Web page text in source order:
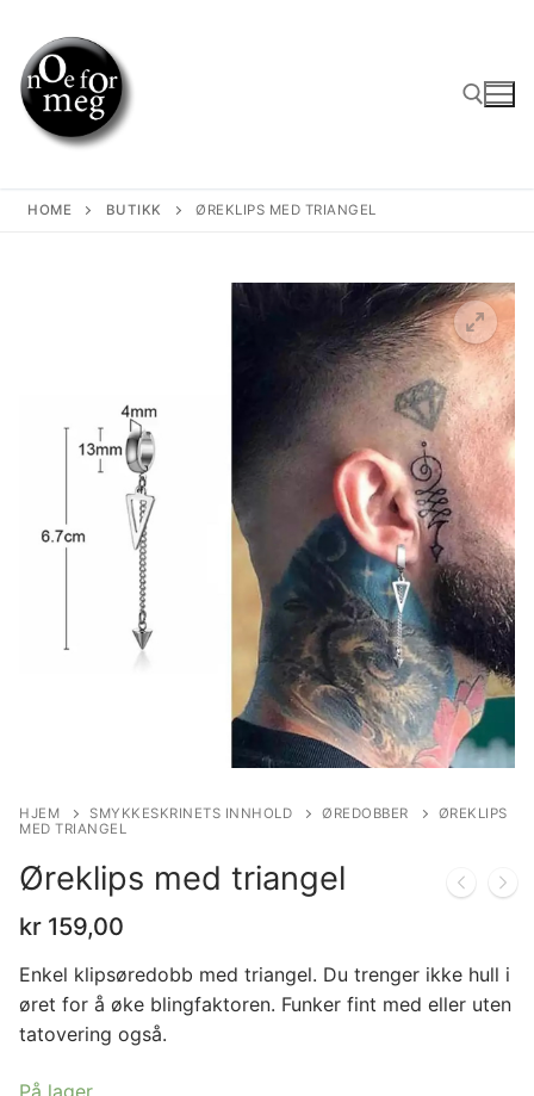
content
HOME BUTIKK ØREKLIPS MED TRIANGEL
HJEM SMYKKESKRINETS INNHOLD ØREDOBBER
ØREKLIPS
MED TRIANGEL
Øreklips med triangel
kr 159,00
Enkel klipsøredobb med triangel. Du trenger ikke hull i
øret for å øke blingfaktoren. Funker fint med eller uten
tatovering også.
På lager